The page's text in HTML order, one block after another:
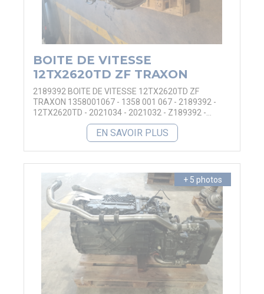
BOITE DE VITESSE
12TX2620TD ZF TRAXON
2189392 BOITE DE VITESSE 12TX2620TD ZF
TRAXON 1358001067 - 1358 001 067 - 2189392 -
12TX2620TD - 2021034 - 2021032 - Z189392 -
EN SAVOIR PLUS
+ 5 photos